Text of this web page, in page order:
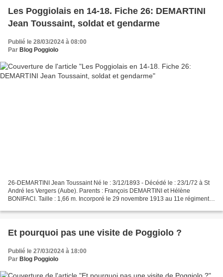
Les Poggiolais en 14-18. Fiche 26: DEMARTINI
Jean Toussaint, soldat et gendarme
Publié le 28/03/2024 à 08:00
Par Blog Poggiolo
26-DEMARTINI Jean Toussaint Né le : 3/12/1893 - Décédé le : 23/1/72 à St
André les Vergers (Aube). Parents : François DEMARTINI et Hélène
BONIFACI. Taille : 1,66 m. Incorporé le 29 novembre 1913 au 11e régiment
Et pourquoi pas une visite de Poggiolo ?
Publié le 27/03/2024 à 18:00
Par Blog Poggiolo